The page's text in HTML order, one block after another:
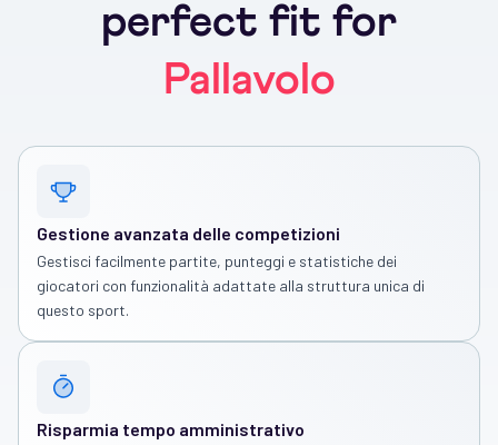
perfect fit for
Pallavolo
Gestione avanzata delle competizioni
Gestisci facilmente partite, punteggi e statistiche dei
giocatori con funzionalità adattate alla struttura unica di
questo sport.
Risparmia tempo amministrativo